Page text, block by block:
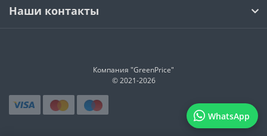
WhatsApp
Наши контакты
Компания "GreenPrice"
© 2021-2026